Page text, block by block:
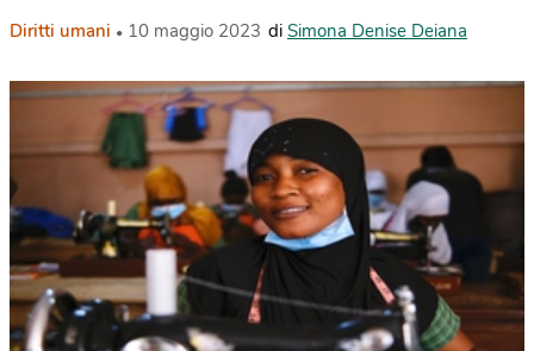
Diritti umani 10 maggio 2023 di Simona Denise Deiana